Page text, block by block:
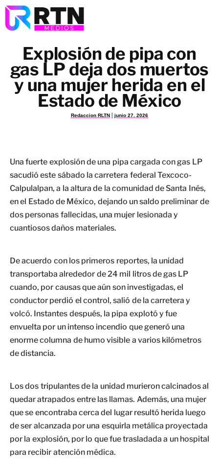
Explosión de pipa con
gas LP deja dos muertos
y una mujer herida en el
Estado de México
Redaccion RLTN junio 27, 2026
Una fuerte explosión de una pipa cargada con gas LP
sacudió este sábado la carretera federal Texcoco-
Calpulalpan, a la altura de la comunidad de Santa Inés,
en el Estado de México, dejando un saldo preliminar de
dos personas fallecidas, una mujer lesionada y
cuantiosos daños materiales.
De acuerdo con los primeros reportes, la unidad
transportaba alrededor de 24 mil litros de gas LP
cuando, por causas que aún son investigadas, el
conductor perdió el control, salió de la carretera y
volcó. Instantes después, la pipa explotó y fue
envuelta por un intenso incendio que generó una
enorme columna de humo visible a varios kilómetros
de distancia.
Los dos tripulantes de la unidad murieron calcinados al
quedar atrapados entre las llamas. Además, una mujer
que se encontraba cerca del lugar resultó herida luego
de ser alcanzada por una esquirla metálica proyectada
por la explosión, por lo que fue trasladada a un hospital
para recibir atención médica.